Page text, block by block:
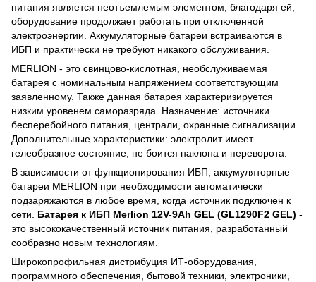
питания является неотъемлемым элементом, благодаря ей,
оборудование продолжает работать при отключенной
электроэнергии. Аккумуляторные батареи встраиваются в
ИБП и практически не требуют никакого обслуживания.
MERLION - это свинцово-кислотная, необслуживаемая
батарея с номинальным напряжением соответствующим
заявленному. Также данная батарея характеризируется
низким уровенем саморазряда. Назначение: источники
бесперебойного питания, централи, охранные сигнализации.
Дополнительные характеристики: электролит имеет
гелеобразное состояние, не боится наклона и переворота.
В зависимости от функционирования ИБП, аккумуляторные
батареи MERLION при необходимости автоматически
подзаряжаются в любое время, когда источник подключен к
сети. Батарея к ИБП Merlion 12V-9Ah GEL (GL1290F2 GEL) -
это высококачественный источник питания, разработанный
сообразно новым технологиям.
Широкопрофильная дистрибуция ИТ-оборудования,
программного обеспечения, бытовой техники, электроники,